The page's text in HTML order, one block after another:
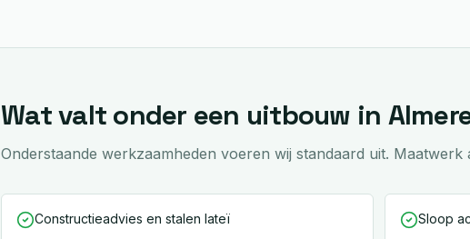
Wat valt onder een uitbouw in
Onderstaande werkzaamheden voeren wij standaard uit. Maatwerk
Constructieadvies en stalen lateï Sloop